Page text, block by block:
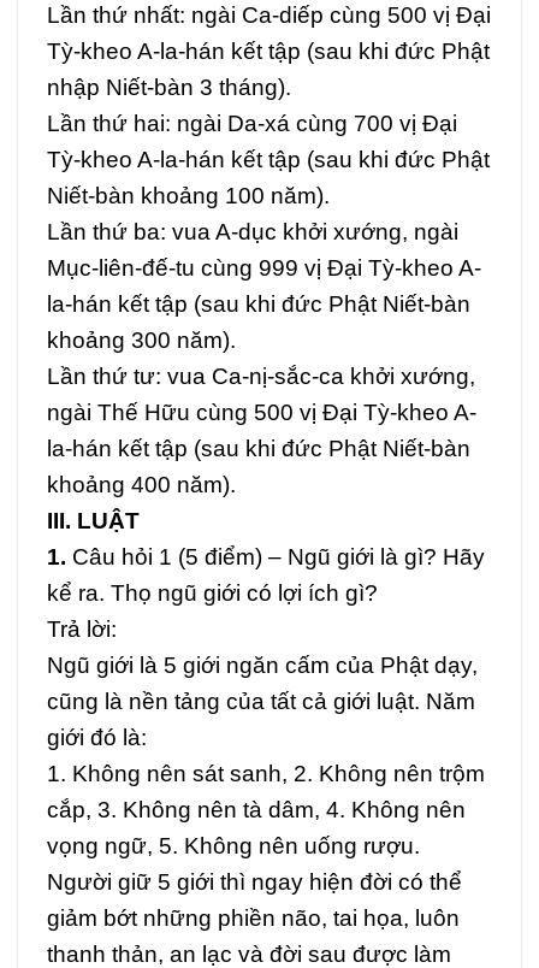
Lần thứ nhất: ngài Ca-diếp cùng 500 vị Đại
Tỳ-kheo A-la-hán kết tập (sau khi đức Phật
nhập Niết-bàn 3 tháng).
Lần thứ hai: ngài Da-xá cùng 700 vị Đại
Tỳ-kheo A-la-hán kết tập (sau khi đức Phật
Niết-bàn khoảng 100 năm).
Lần thứ ba: vua A-dục khởi xướng, ngài
Mục-liên-đế-tu cùng 999 vị Đại Tỳ-kheo A-
la-hán kết tập (sau khi đức Phật Niết-bàn
khoảng 300 năm).
Lần thứ tư: vua Ca-nị-sắc-ca khởi xướng,
ngài Thế Hữu cùng 500 vị Đại Tỳ-kheo A-
la-hán kết tập (sau khi đức Phật Niết-bàn
khoảng 400 năm).
III. LUẬT
1. Câu hỏi 1 (5 điểm) – Ngũ giới là gì? Hãy
kể ra. Thọ ngũ giới có lợi ích gì?
Trả lời:
Ngũ giới là 5 giới ngăn cấm của Phật dạy,
cũng là nền tảng của tất cả giới luật. Năm
giới đó là:
1. Không nên sát sanh, 2. Không nên trộm
cắp, 3. Không nên tà dâm, 4. Không nên
vọng ngữ, 5. Không nên uống rượu.
Người giữ 5 giới thì ngay hiện đời có thể
giảm bớt những phiền não, tai họa, luôn
thanh thản, an lạc và đời sau được làm